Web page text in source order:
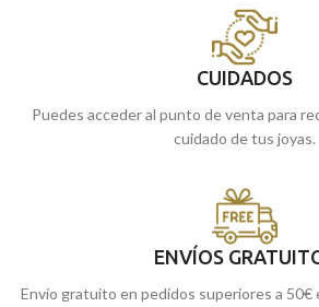
CUIDADOS
Puedes acceder al punto de venta para
cuidado de tus joyas.
ENVÍOS
Envío gratuito en pedidos superiores a 50€